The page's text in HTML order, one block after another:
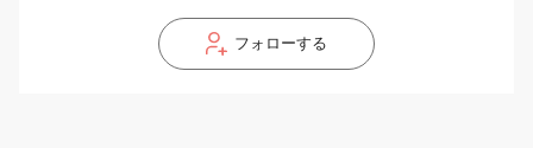
フォローする